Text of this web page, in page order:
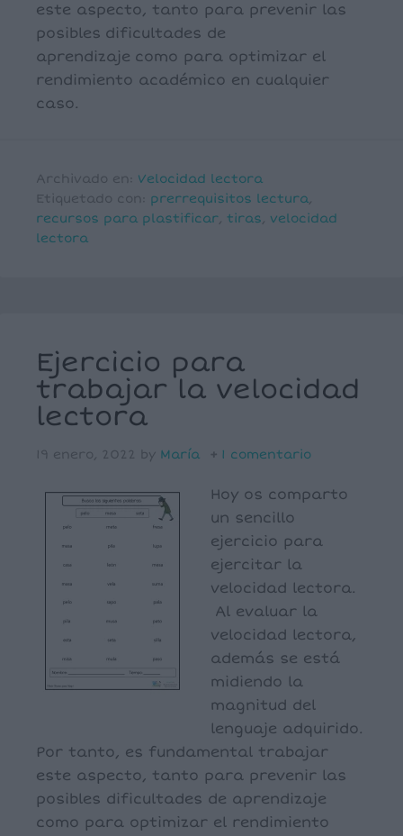
este aspecto, tanto para prevenir las
posibles dificultades de
aprendizaje como para optimizar el
rendimiento académico en cualquier
caso.
Archivado en: Velocidad lectora
Etiquetado con: prerrequisitos lectura,
recursos para plastificar, tiras, velocidad
lectora
Ejercicio para
trabajar la velocidad
lectora
19 enero, 2022 by María 1 comentario
Hoy os comparto
un sencillo
ejercicio para
ejercitar la
velocidad lectora.
Al evaluar la
velocidad lectora,
además se está
midiendo la
magnitud del
lenguaje adquirido.
Por tanto, es fundamental trabajar
este aspecto, tanto para prevenir las
posibles dificultades de aprendizaje
como para optimizar el rendimiento